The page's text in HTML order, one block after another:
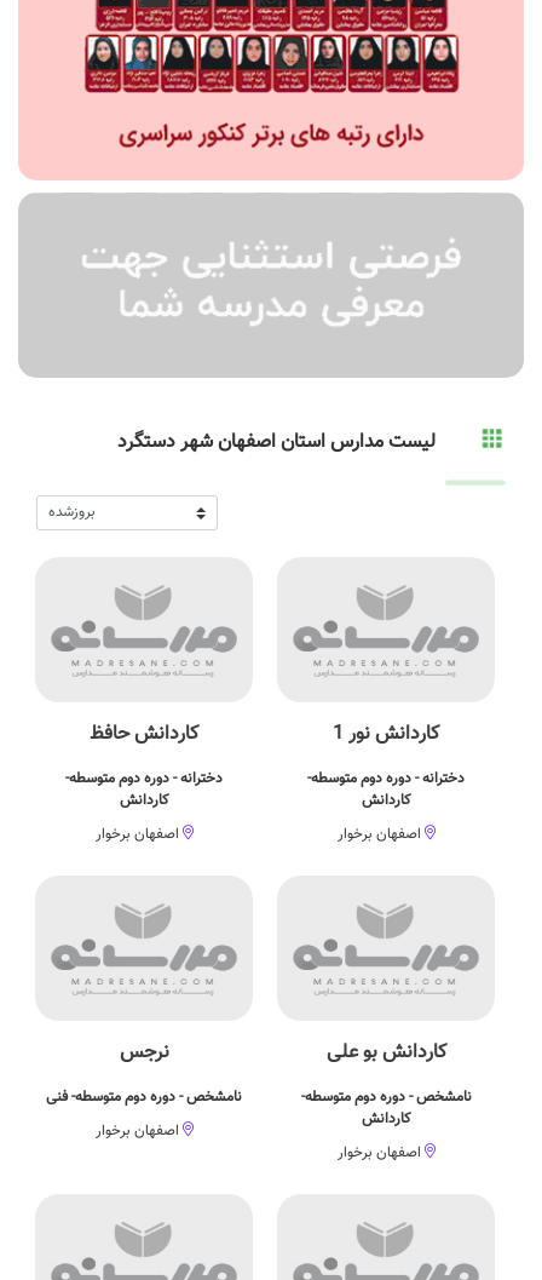
دوره اول متوسطه
دوره دوم متوسطه- فنی
دوره دوم متوسطه- نظری
پیش دبستانی
لیست مدارس استان اصفهان شهر دستگرد
کاردانش نور 1
دخترانه - دوره دوم متوسطه-
کاردانش
اصفهان برخوار
کاردانش حافظ
دخترانه - دوره دوم متوسطه-
کاردانش
اصفهان برخوار
کاردانش بو علی
نامشخص - دوره دوم متوسطه-
کاردانش
اصفهان برخوار
نرجس
نامشخص - دوره دوم متوسطه- فنی
اصفهان برخوار